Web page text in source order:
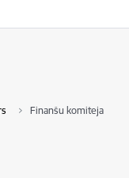
Finanšu komiteja